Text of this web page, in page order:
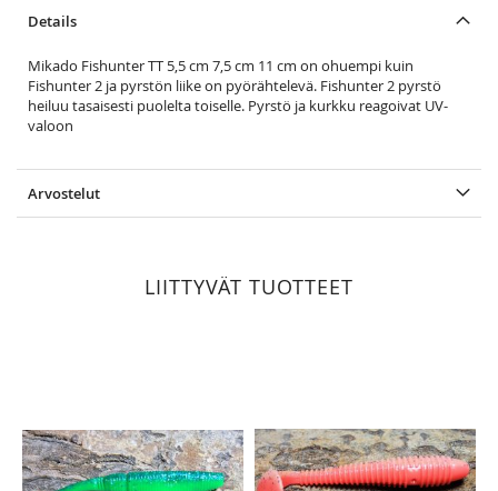
Details
Mikado Fishunter TT 5,5 cm 7,5 cm 11 cm on ohuempi kuin
Fishunter 2 ja pyrstön liike on pyörähtelevä. Fishunter 2 pyrstö
heiluu tasaisesti puolelta toiselle. Pyrstö ja kurkku reagoivat UV-
valoon
Arvostelut
LIITTYVÄT TUOTTEET